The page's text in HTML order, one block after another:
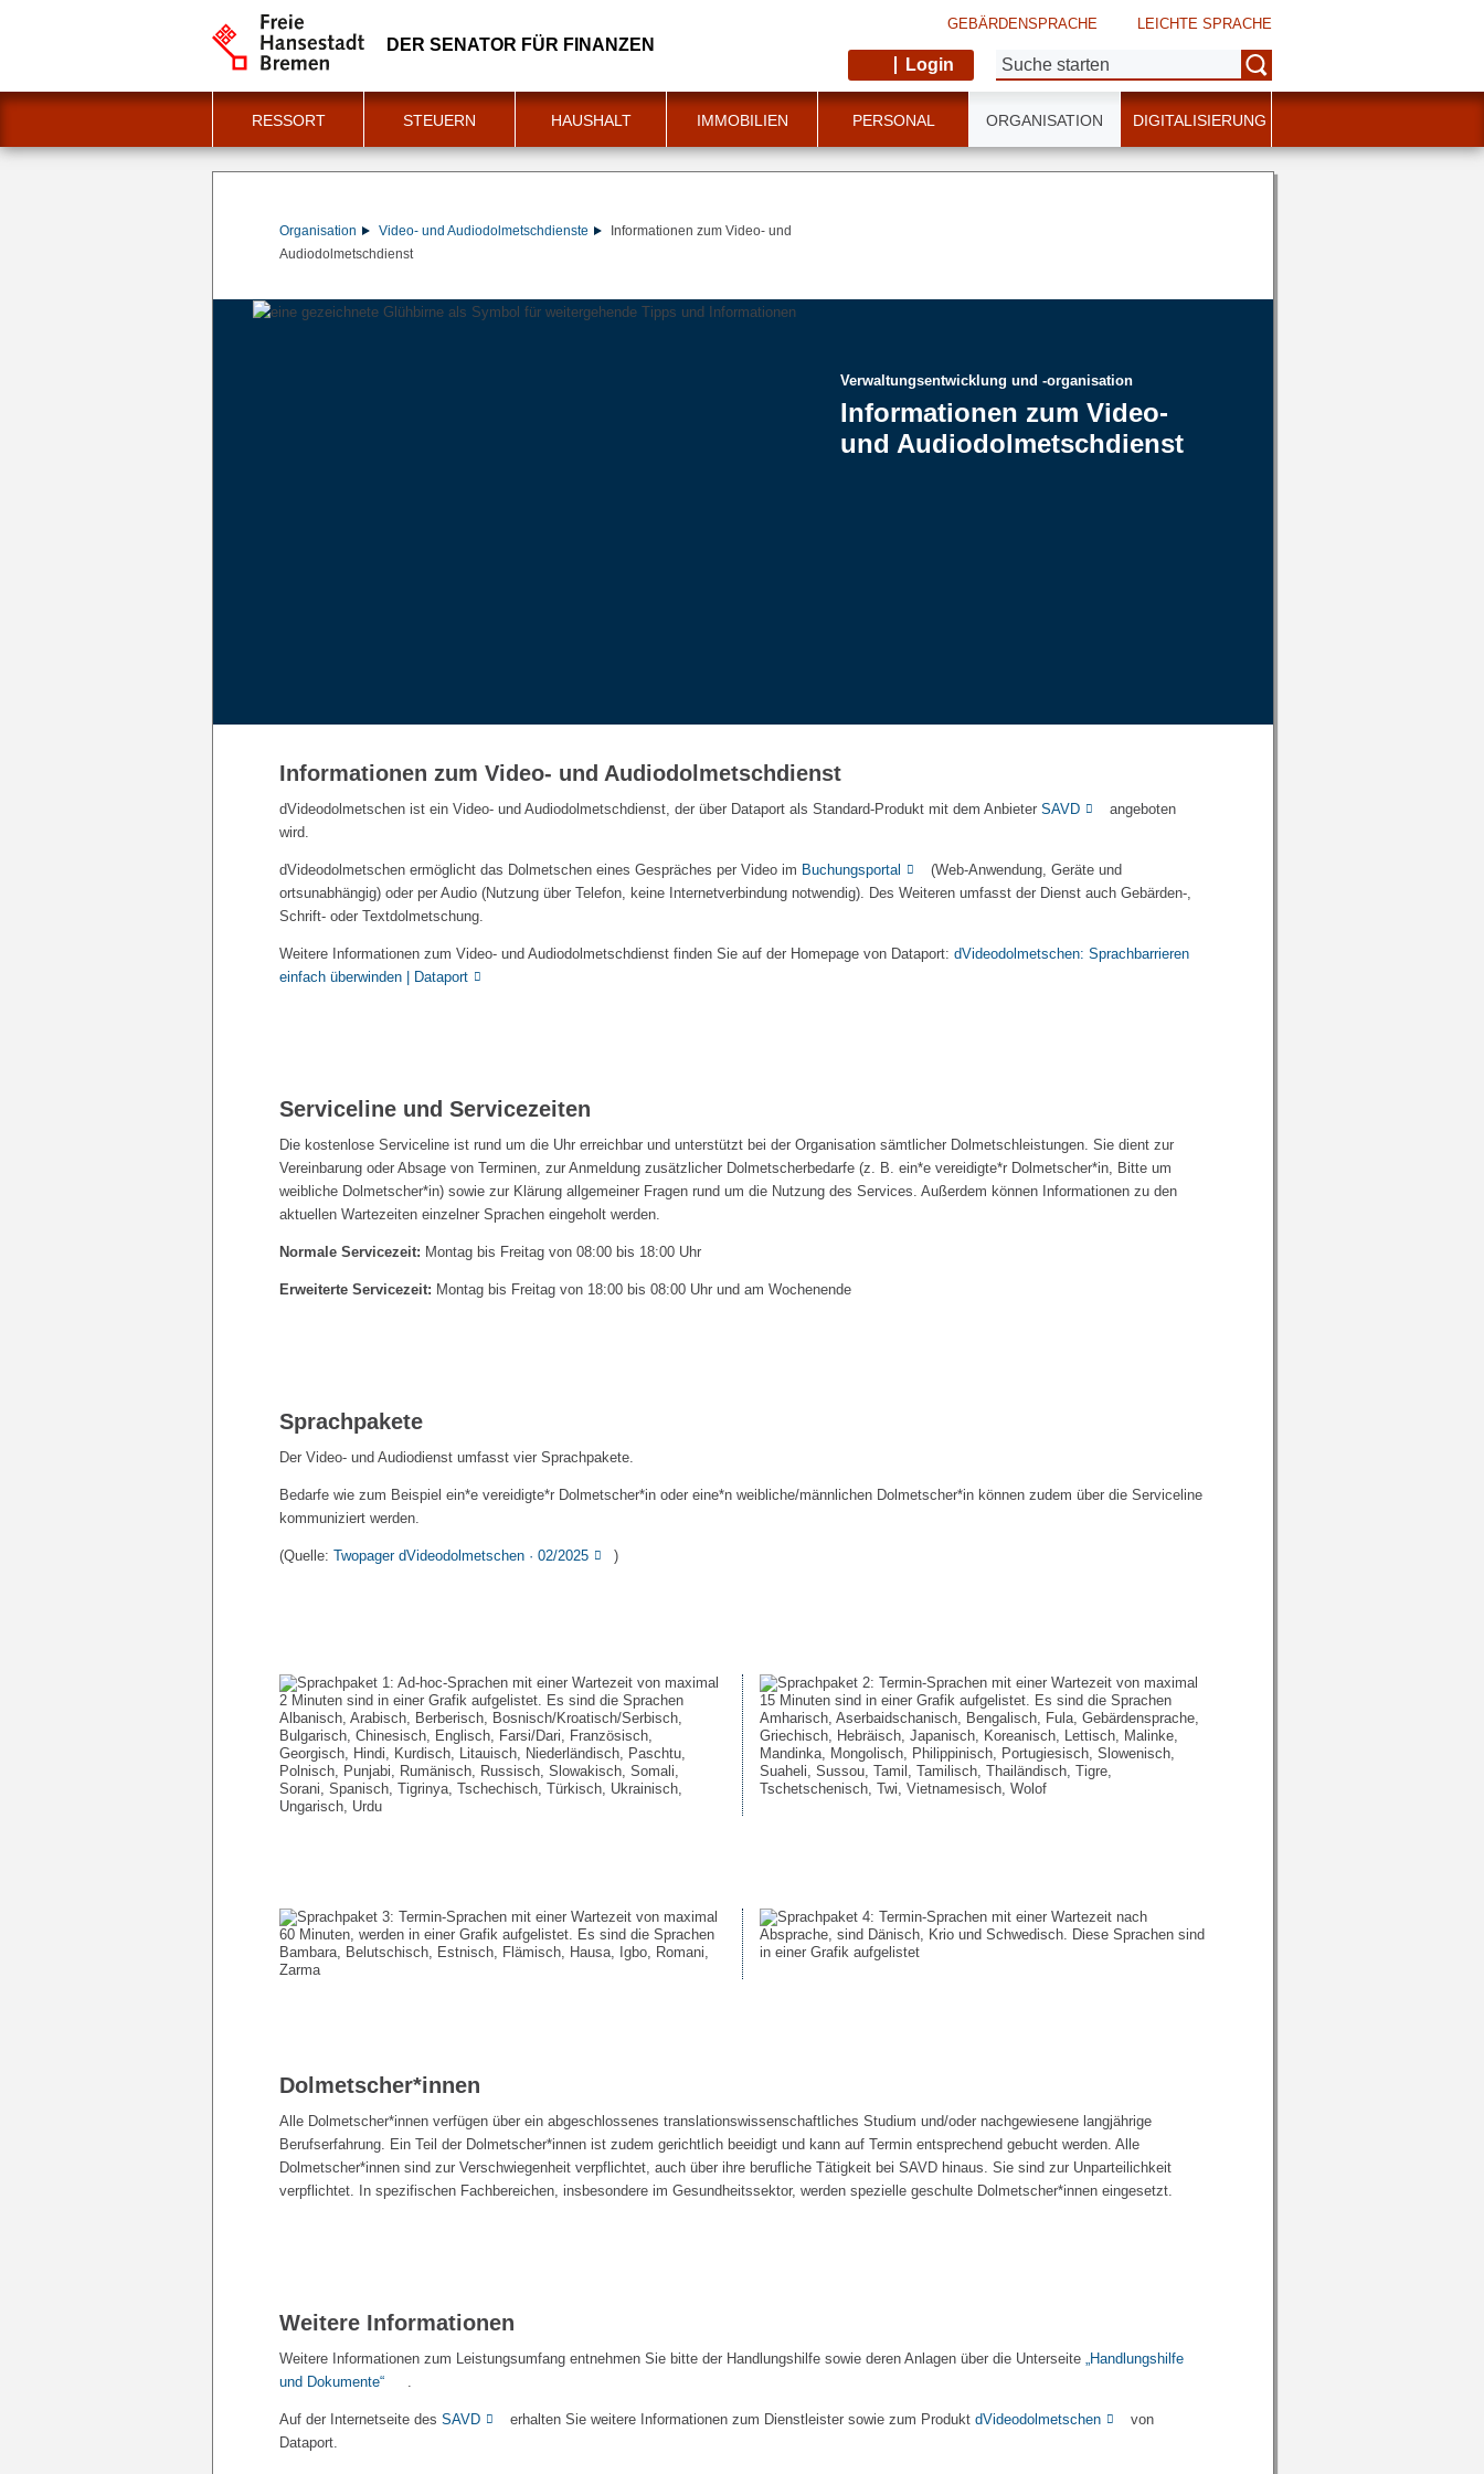
DER SENATOR FÜR FINANZEN
GEBÄRDENSPRACHE LEICHTE SPRACHE
Login Suche:
RESSORT STEUERN HAUSHALT IMMOBILIEN PERSONAL ORGANISATION DIGITALISIERUNG
Organisation Video- und Audiodolmetschdienste
Informationen zum Video- und
Audiodolmetschdienst
Verwaltungsentwicklung und -organisation
Informationen zum Video-
und Audiodolmetschdienst
Informationen zum Video- und Audiodolmetschdienst
dVideodolmetschen ist ein Video- und Audiodolmetschdienst, der über Dataport als Standard-Produkt mit dem Anbieter SAVD
angeboten
wird.
dVideodolmetschen ermöglicht das Dolmetschen eines Gespräches per Video im Buchungsportal
(Web-Anwendung, Geräte und
ortsunabhängig) oder per Audio (Nutzung über Telefon, keine Internetverbindung notwendig). Des Weiteren umfasst der Dienst auch Gebärden-,
Schrift- oder Textdolmetschung.
Weitere Informationen zum Video- und Audiodolmetschdienst finden Sie auf der Homepage von Dataport: dVideodolmetschen: Sprachbarrieren
einfach überwinden | Dataport
Serviceline und Servicezeiten
Die kostenlose Serviceline ist rund um die Uhr erreichbar und unterstützt bei der Organisation sämtlicher Dolmetschleistungen. Sie dient zur
Vereinbarung oder Absage von Terminen, zur Anmeldung zusätzlicher Dolmetscherbedarfe (z. B. ein*e vereidigte*r Dolmetscher*in, Bitte um
weibliche Dolmetscher*in) sowie zur Klärung allgemeiner Fragen rund um die Nutzung des Services. Außerdem können Informationen zu den
aktuellen Wartezeiten einzelner Sprachen eingeholt werden.
Normale Servicezeit: Montag bis Freitag von 08:00 bis 18:00 Uhr
Erweiterte Servicezeit: Montag bis Freitag von 18:00 bis 08:00 Uhr und am Wochenende
Sprachpakete
Der Video- und Audiodienst umfasst vier Sprachpakete.
Bedarfe wie zum Beispiel ein*e vereidigte*r Dolmetscher*in oder eine*n weibliche/männlichen Dolmetscher*in können zudem über die Serviceline
kommuniziert werden.
(Quelle: Twopager dVideodolmetschen · 02/2025 )
Dolmetscher*innen
Alle Dolmetscher*innen verfügen über ein abgeschlossenes translationswissenschaftliches Studium und/oder nachgewiesene langjährige
Berufserfahrung. Ein Teil der Dolmetscher*innen ist zudem gerichtlich beeidigt und kann auf Termin entsprechend gebucht werden. Alle
Dolmetscher*innen sind zur Verschwiegenheit verpflichtet, auch über ihre berufliche Tätigkeit bei SAVD hinaus. Sie sind zur Unparteilichkeit
verpflichtet. In spezifischen Fachbereichen, insbesondere im Gesundheitssektor, werden spezielle geschulte Dolmetscher*innen eingesetzt.
Weitere Informationen
Weitere Informationen zum Leistungsumfang entnehmen Sie bitte der Handlungshilfe sowie deren Anlagen über die Unterseite „Handlungshilfe
und Dokumente“
.
Auf der Internetseite des SAVD erhalten Sie weitere Informationen zum Dienstleister sowie zum ProduktdVideodolmetschen
von
Dataport.